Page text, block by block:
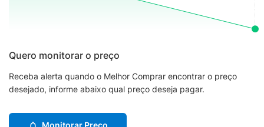
Quero monitorar o preço
Receba alerta quando o Melhor Comprar encontrar o preço
desejado, informe abaixo qual preço deseja pagar.